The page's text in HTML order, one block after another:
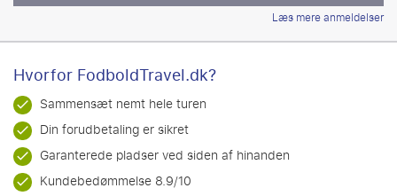
Læs mere anmeldelser
Hvorfor FodboldTravel.dk?
Sammensæt nemt hele turen
Din forudbetaling er sikret
Garanterede pladser ved siden af hinanden
Kundebedømmelse 8.9/10